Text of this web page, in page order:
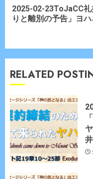
Next
2025-02-23ToJaCC
りと離別の予告」ヨ
RELATED